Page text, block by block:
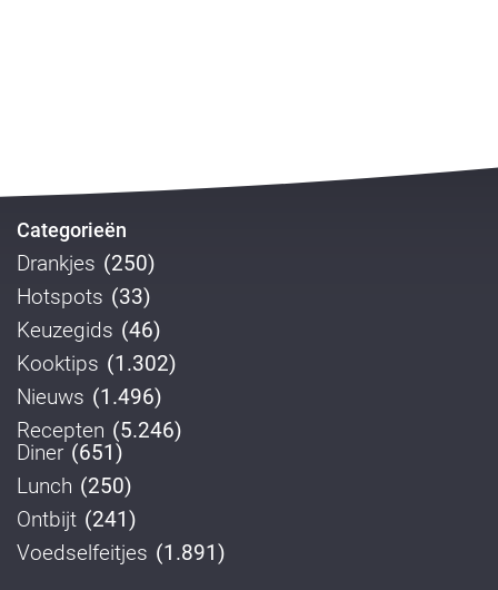
Categorieën
Drankjes (250)
Hotspots (33)
Keuzegids (46)
Kooktips (1.302)
Nieuws (1.496)
Recepten (5.246)
Diner (651)
Lunch (250)
Ontbijt (241)
Voedselfeitjes (1.891)